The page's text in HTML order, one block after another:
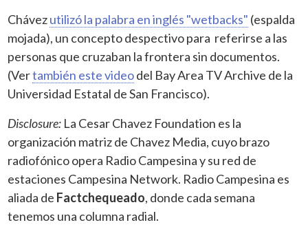
Chávezutilizó la palabra en inglés "wetbacks" (espalda
mojada), un concepto despectivo para referirse a las
personas que cruzaban la frontera sin documentos.
(Vertambién este videodel Bay Area TV Archive de la
Universidad Estatal de San Francisco).
Disclosure: La Cesar Chavez Foundation es la
organización matriz de Chavez Media, cuyo brazo
radiofónico opera Radio Campesina y su red de
estaciones Campesina Network. Radio Campesina es
aliada de Factchequeado, donde cada semana
tenemos una columna radial.